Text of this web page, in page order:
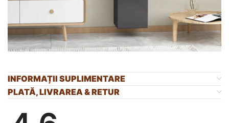
INFORMAȚII SUPLIMENTARE
PLATĂ, LIVRAREA & RETUR